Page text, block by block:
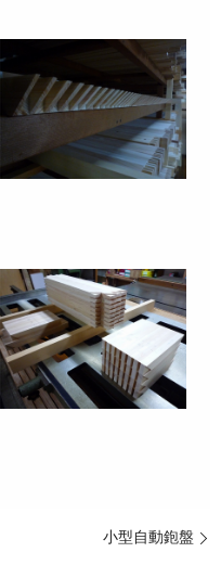
小型自動鉋盤